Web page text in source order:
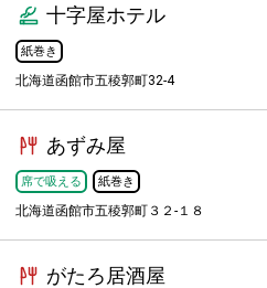
十字屋ホテル
紙巻き
北海道函館市五稜郭町32-4
あずみ屋
席で吸える 紙巻き
北海道函館市五稜郭町３２-１８
がたろ居酒屋